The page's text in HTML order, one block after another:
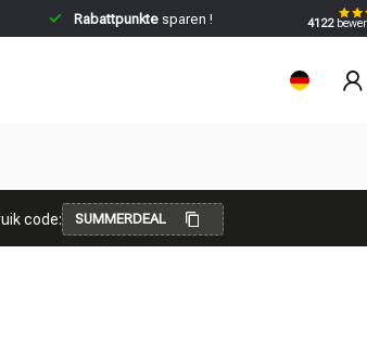
Rabattpunktesparen ! 4122
code: SUMMERDEAL